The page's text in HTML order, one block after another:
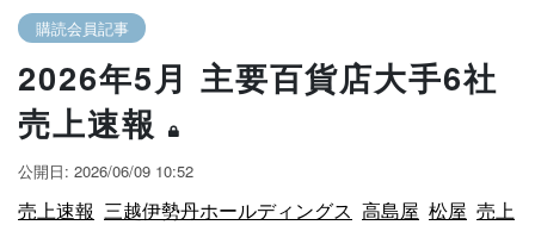
購読会員記事
2026年5月 主要百貨店大手6社
売上速報
公開日: 2026/06/09 10:52
売上速報 三越伊勢丹ホールディングス 高島屋 松屋 売上